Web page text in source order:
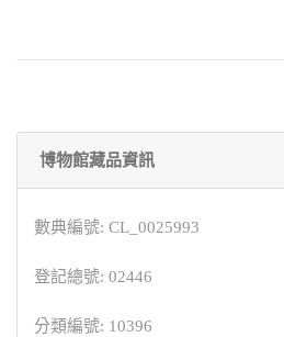
博物館藏品資訊
數典編號: CL_0025993
登記總號: 02446
分類編號: 10396